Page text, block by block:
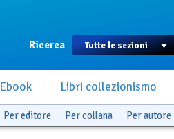
Ricerca
Ebook Libri collezionismo
Per editore Per collana Per autore